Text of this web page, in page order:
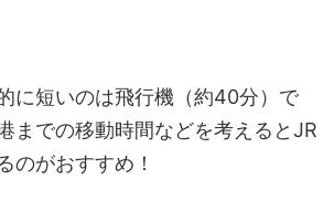
に短いのは飛行機（約40分）で
までの移動時間などを考えるとJR
のがおすすめ！